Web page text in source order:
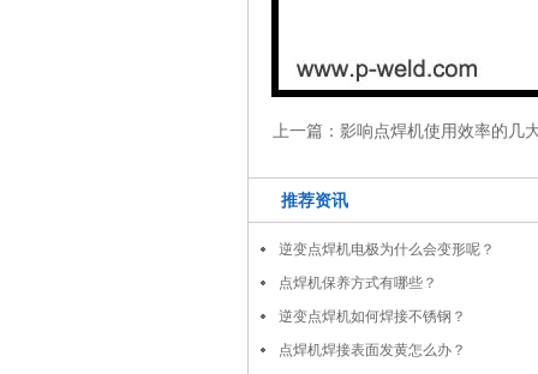
上一篇： 影响点焊机使用效率的几
推荐资讯
逆变点焊机电极为什么会变形呢？
点焊机保养方式有哪些？
逆变点焊机如何焊接不锈钢？
点焊机焊接表面发黄怎么办？